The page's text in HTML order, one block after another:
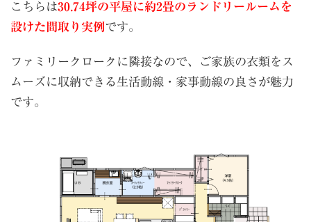
こちらは30.74坪の平屋に約2畳のランドリールームを
設けた間取り実例 です。
ファミリークロークに隣接なので、ご家族の衣類をス
ムーズに収納できる生活動線・家事動線の良さが魅力
です。